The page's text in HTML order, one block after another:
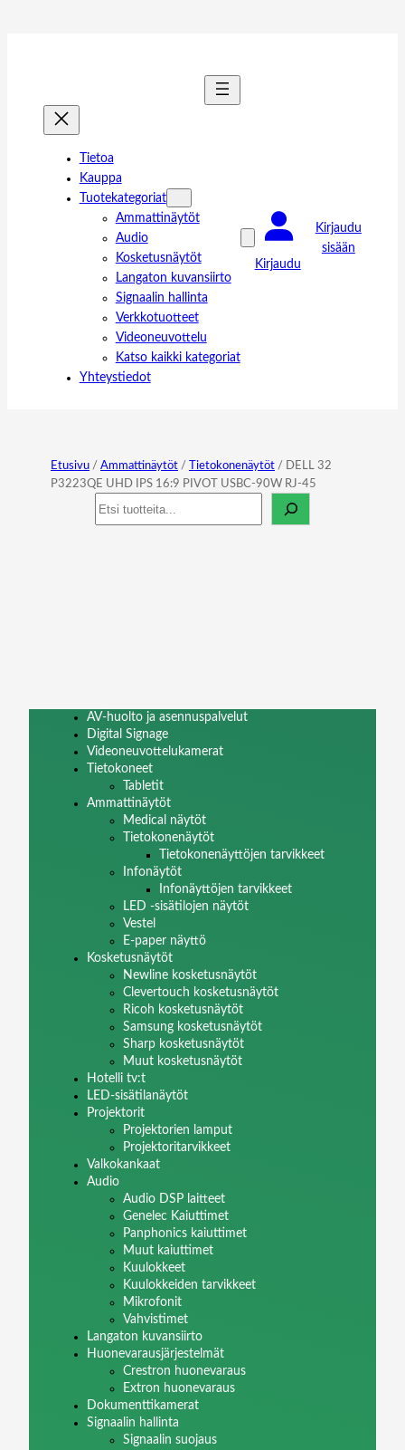
Tietoa
Kauppa
Tuotekategoriat
Ammattinäytöt
Audio
Kosketusnäytöt
Langaton kuvansiirto
Signaalin hallinta
Verkkotuotteet
Videoneuvottelu
Katso kaikki kategoriat
Yhteystiedot
Kirjaudu
Kirjaudu
sisään
Etusivu / Ammattinäytöt / Tietokonenäytöt / DELL 32
P3223QE UHD IPS 16:9 PIVOT USBC-90W RJ-45
Haku
AV-huolto ja asennuspalvelut
Digital Signage
Videoneuvottelukamerat
Tietokoneet
Tabletit
Ammattinäytöt
Medical näytöt
Tietokonenäytöt
Tietokonenäyttöjen tarvikkeet
Infonäytöt
Infonäyttöjen tarvikkeet
LED -sisätilojen näytöt
Vestel
E-paper näyttö
Kosketusnäytöt
Newline kosketusnäytöt
Clevertouch kosketusnäytöt
Ricoh kosketusnäytöt
Samsung kosketusnäytöt
Sharp kosketusnäytöt
Muut kosketusnäytöt
Hotelli tv:t
LED-sisätilanäytöt
Projektorit
Projektorien lamput
Projektoritarvikkeet
Valkokankaat
Audio
Audio DSP laitteet
Genelec Kaiuttimet
Panphonics kaiuttimet
Muut kaiuttimet
Kuulokkeet
Kuulokkeiden tarvikkeet
Mikrofonit
Vahvistimet
Langaton kuvansiirto
Huonevarausjärjestelmät
Crestron huonevaraus
Extron huonevaraus
Dokumenttikamerat
Signaalin hallinta
Signaalin suojaus